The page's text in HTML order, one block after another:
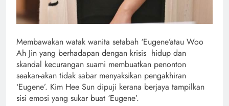
Membawakan watak wanita setabah ‘Eugene’atau Woo
Ah Jin yang berhadapan dengan krisis hidup dan
skandal kecurangan suami membuatkan penonton
seakan-akan tidak sabar menyaksikan pengakhiran
‘Eugene’. Kim Hee Sun dipuji kerana berjaya tampilkan
sisi emosi yang sukar buat ‘Eugene’.